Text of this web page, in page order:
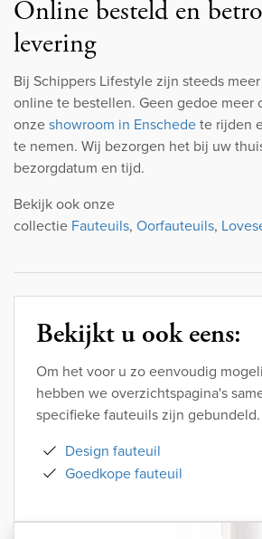
Online besteld en
levering
Bij Schippers Lifestyle zijn steeds
online te bestellen. Geen gedoe meer
onzeshowroom in Enschedete rijden
te nemen. Wij bezorgen het bij uw
bezorgdatum en tijd.
Bekijk ook onze
collectie Fauteuils, Oorfauteuils,
Bekijkt u ook eens:
Om het voor u zo eenvoudig
hebben we overzichtspagina's
specifieke fauteuils zijn gebundeld.
Design fauteuil
Goedkope fauteuil